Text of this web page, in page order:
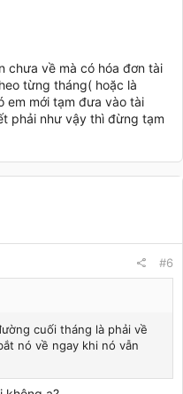
chưa về mà có hóa đơn tài
từng tháng( hoặc là
em mới tạm đưa vào tài
phải như vậy thì đừng tạm
#6
cuối tháng là phải về
nó về ngay khi nó vẫn